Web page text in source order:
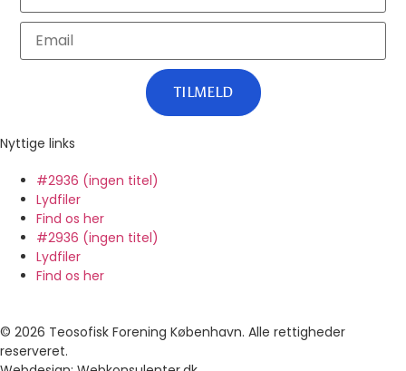
TILMELD
Nyttige links
#2936 (ingen titel)
Lydfiler
Find os her
#2936 (ingen titel)
Lydfiler
Find os her
© 2026 Teosofisk Forening København. Alle rettigheder
reserveret.